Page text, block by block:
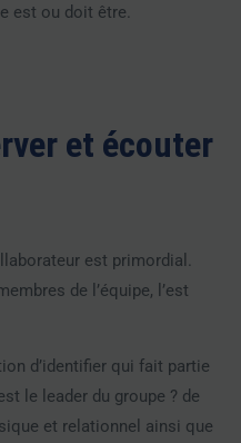
est ou doit être.
et écouter
est primordial.
de l’équipe, l’est
d’identifier qui fait partie
le leader du groupe ? de
et relationnel ainsi que